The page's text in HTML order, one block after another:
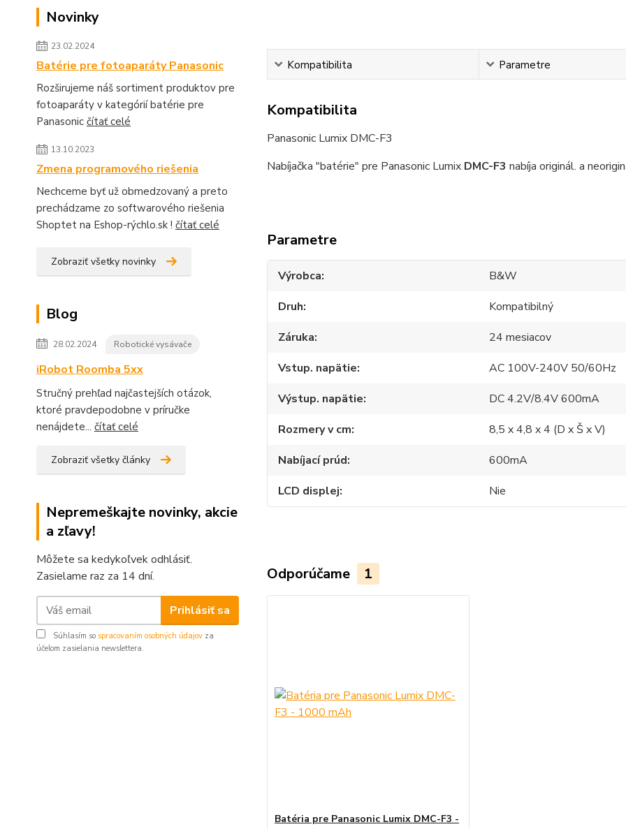
Novinky
23.02.2024
Batérie pre fotoaparáty Panasonic
Rozširujeme náš sortiment produktov pre
fotoaparáty v kategórií batérie pre
Panasonic čítať celé
13.10.2023
Zmena programového riešenia
Nechceme byť už obmedzovaný a preto
prechádzame zo softwarového riešenia
Shoptet na Eshop-rýchlo.sk ! čítať celé
Zobraziť všetky novinky
Blog
28.02.2024 Robotické vysávače
iRobot Roomba 5xx
Stručný prehľad najčastejších otázok,
ktoré pravdepodobne v príručke
nenájdete... čítať celé
Zobraziť všetky články
Nepremeškajte novinky, akcie
a zľavy!
Môžete sa kedykoľvek odhlásiť.
Zasielame raz za 14 dní.
Prihlásiť sa
Súhlasím so spracovaním osobných údajov za
účelom zasielania newslettera.
Kompatibilita Parametre
Kompatibilita
Panasonic Lumix DMC-F3
Nabíjačka "batérie" pre Panasonic Lumix DMC-F3 nabíja originál. a
Parametre
Výrobca
B&W
Druh
Kompatibilný
Záruka
24 mesiacov
Vstup. napätie
AC 100V-240V 50/60Hz
Výstup. napätie
DC 4.2V/8.4V 600mA
Rozmery v cm
8,5 x 4,8 x 4 (D x Š x V)
Nabíjací prúd
600mA
LCD displej
Nie
Odporúčame 1
Batéria pre Panasonic Lumix DMC-F3 -